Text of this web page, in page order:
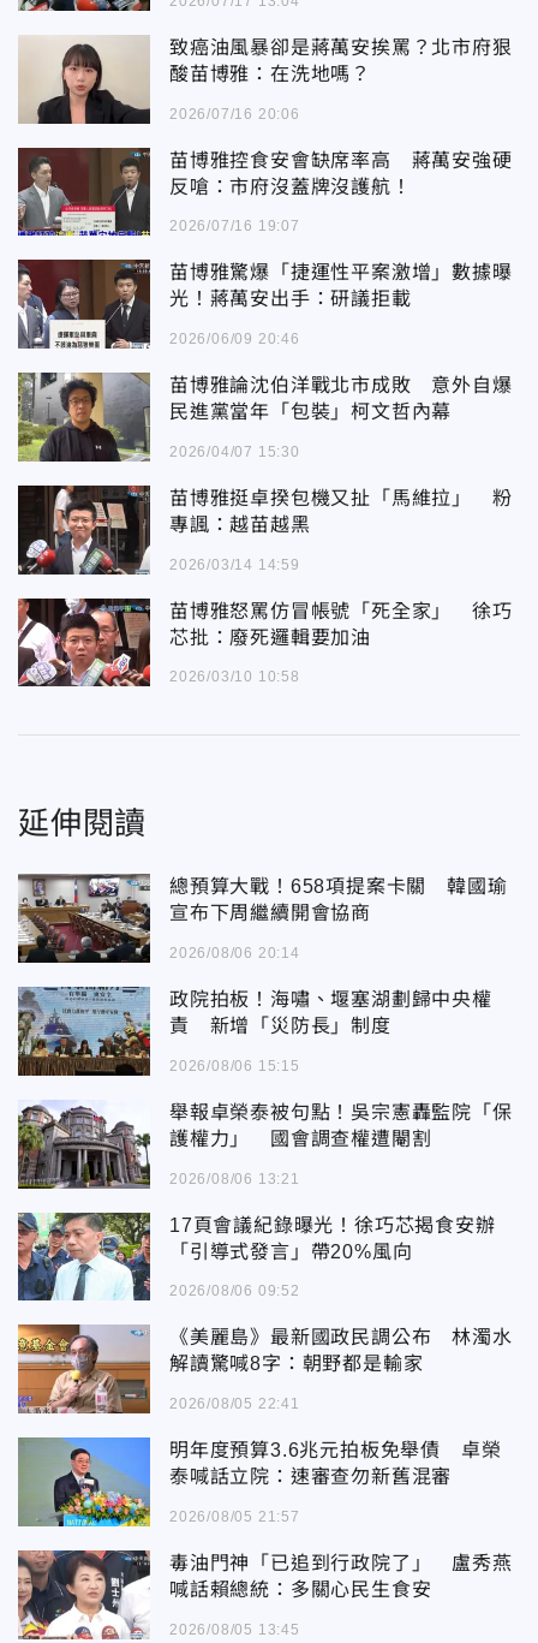
致癌油風暴卻是蔣萬安挨罵？北市府狠
酸苗博雅：在洗地嗎？
2026/07/16 20:06
苗博雅控食安會缺席率高 蔣萬安強硬
反嗆：市府沒蓋牌沒護航！
2026/07/16 19:07
苗博雅驚爆「捷運性平案激增」數據曝
光！蔣萬安出手：研議拒載
2026/06/09 20:46
苗博雅論沈伯洋戰北市成敗 意外自爆
民進黨當年「包裝」柯文哲內幕
2026/04/07 15:30
苗博雅挺卓揆包機又扯「馬維拉」 粉
專諷：越苗越黑
2026/03/14 14:59
苗博雅怒罵仿冒帳號「死全家」 徐巧
芯批：廢死邏輯要加油
2026/03/10 10:58
延伸閱讀
總預算大戰！658項提案卡關 韓國瑜
宣布下周繼續開會協商
2026/08/06 20:14
政院拍板！海嘯、堰塞湖劃歸中央權
責 新增「災防長」制度
2026/08/06 15:15
舉報卓榮泰被句點！吳宗憲轟監院「保
護權力」 國會調查權遭閹割
2026/08/06 13:21
17頁會議紀錄曝光！徐巧芯揭食安辦
「引導式發言」帶20%風向
2026/08/06 09:52
《美麗島》最新國政民調公布 林濁水
解讀驚喊8字：朝野都是輸家
2026/08/05 22:41
明年度預算3.6兆元拍板免舉債 卓榮
泰喊話立院：速審查勿新舊混審
2026/08/05 21:57
毒油門神「已追到行政院了」 盧秀燕
喊話賴總統：多關心民生食安
2026/08/05 13:45